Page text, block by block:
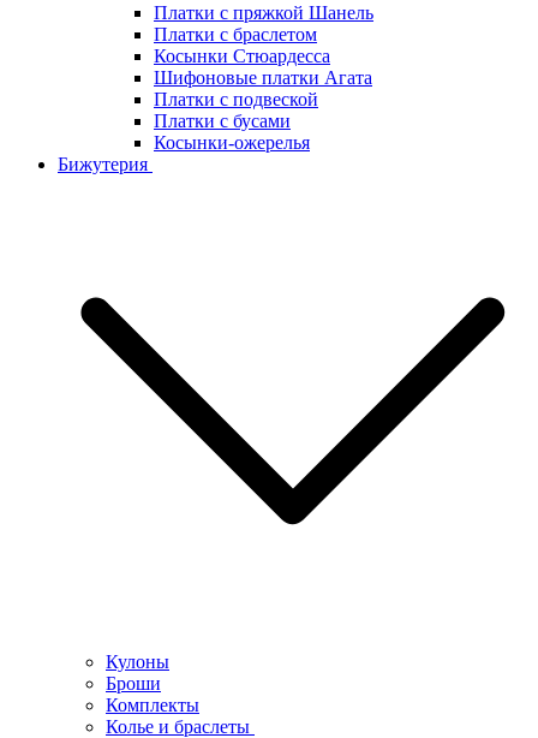
Платки с пряжкой Шанель
Платки с браслетом
Косынки Стюардесса
Шифоновые платки Агата
Платки с подвеской
Платки с бусами
Косынки-ожерелья
Бижутерия
Кулоны
Броши
Комплекты
Колье и браслеты